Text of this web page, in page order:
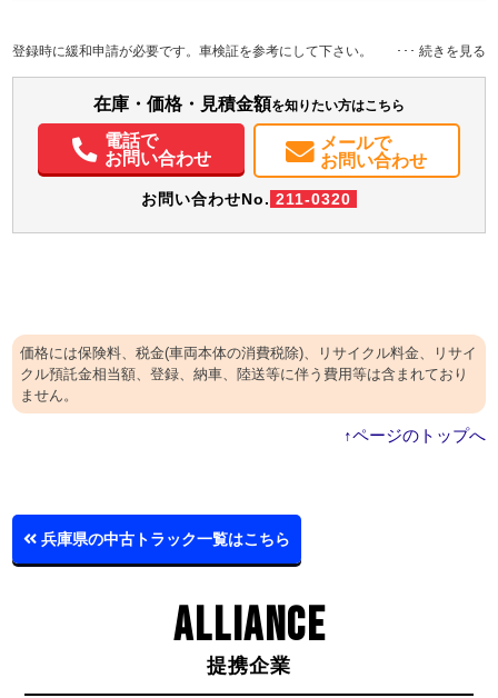
H:1,730
登録時に緩和申請が必要です。車検証を参考にして下さい。
在庫・価格・見積金額を知りたい方はこちら
電話で
お問い合わせ
メールで
お問い合わせ
お問い合わせNo. 211-0320
価格には保険料、税金(車両本体の消費税除)、リサイクル料金、リサイ
クル預託金相当額、登録、納車、陸送等に伴う費用等は含まれており
ません。
↑ページのトップへ
兵庫県の中古トラック一覧はこちら
ALLIANCE
提携企業